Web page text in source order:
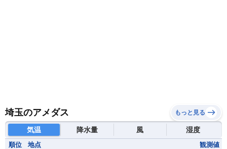
埼玉のアメダス もっと見る
気温 降水量 風 湿度
順位 地点 観測値